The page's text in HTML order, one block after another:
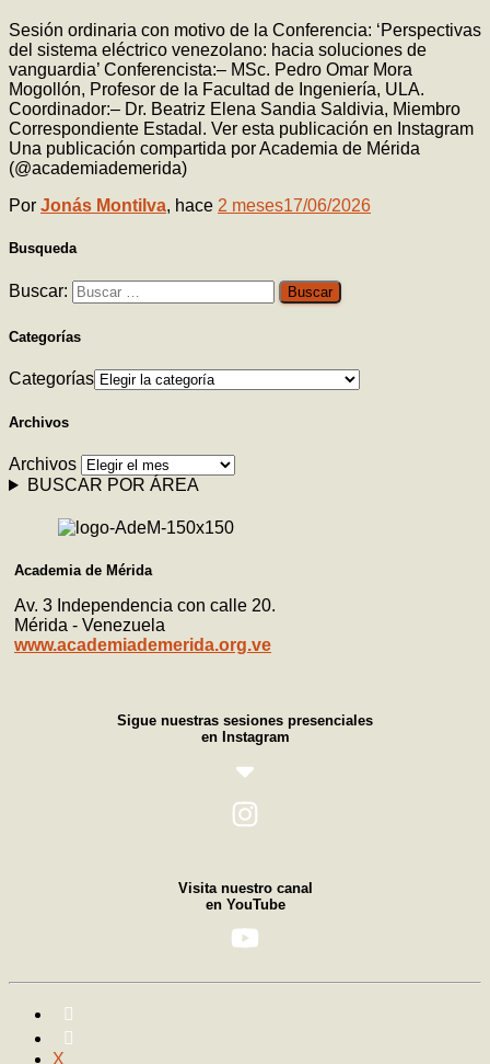
Sesión ordinaria con motivo de la Conferencia: ‘Perspectivas
del sistema eléctrico venezolano: hacia soluciones de
vanguardia’ Conferencista:– MSc. Pedro Omar Mora
Mogollón, Profesor de la Facultad de Ingeniería, ULA.
Coordinador:– Dr. Beatriz Elena Sandia Saldivia, Miembro
Correspondiente Estadal. Ver esta publicación en Instagram
Una publicación compartida por Academia de Mérida
(@academiademerida)
Por Jonás Montilva, hace 2 meses17/06/2026
Busqueda
Buscar:
Categorías
Categorías
Archivos
Archivos
BUSCAR POR ÁREA
Academia de Mérida
Av. 3 Independencia con calle 20.
Mérida - Venezuela
www.academiademerida.org.ve
Sigue nuestras sesiones presenciales
en Instagram
Visita nuestro canal
en YouTube
X